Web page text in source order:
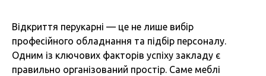
Відкриття перукарні — це не лише вибір
професійного обладнання та підбір персоналу.
Одним із ключових факторів успіху закладу є
правильно організований простір. Саме меблі